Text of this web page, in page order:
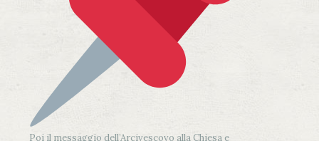
Poi il messaggio dell’Arcivescovo alla Chiesa e